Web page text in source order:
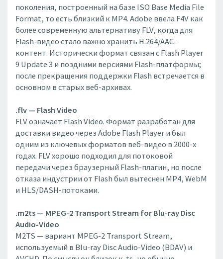
поколения, построенный на базе ISO Base Media File
Format, то есть близкий к MP4. Adobe ввела F4V как
более современную альтернативу FLV, когда для
Flash-видео стало важно хранить H.264/AAC-
контент. Исторически формат связан с Flash Player
9 Update 3 и поздними версиями Flash-платформы;
после прекращения поддержки Flash встречается в
основном в старых веб-архивах.
.flv — Flash Video
FLV означает Flash Video. Формат разработан для
доставки видео через Adobe Flash Player и был
одним из ключевых форматов веб-видео в 2000-х
годах. FLV хорошо подходил для потоковой
передачи через браузерный Flash-плагин, но после
отказа индустрии от Flash был вытеснен MP4, WebM
и HLS/DASH-потоками.
.m2ts — MPEG-2 Transport Stream for Blu-ray Disc
Audio-Video
M2TS — вариант MPEG-2 Transport Stream,
используемый в Blu-ray Disc Audio-Video (BDAV) и